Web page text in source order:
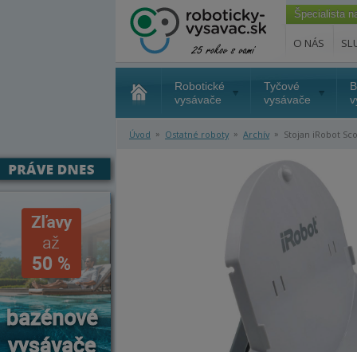
Špecialista
O NÁS
Robotické
vysávače
Tyčové
vysávače
Úvod » Ostatné roboty » Archív » Stojan iRobot